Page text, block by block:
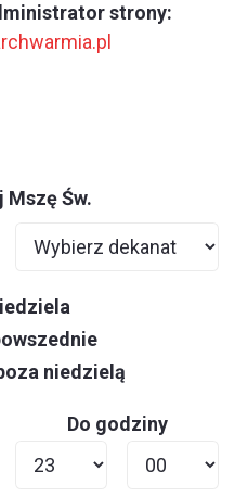
strony:
Mszę Św.
niedzielą
Do godziny